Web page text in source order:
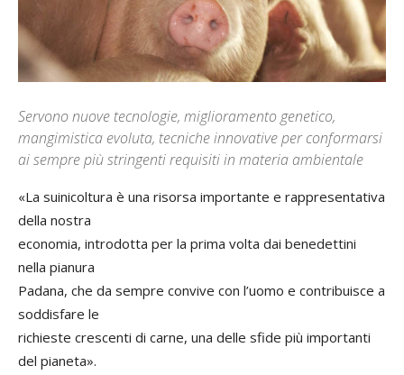
Servono nuove tecnologie, miglioramento genetico,
mangimistica evoluta, tecniche innovative per conformarsi
ai sempre più stringenti requisiti in materia ambientale
«La suinicoltura è una risorsa importante e rappresentativa
della nostra
economia, introdotta per la prima volta dai benedettini
nella pianura
Padana, che da sempre convive con l’uomo e contribuisce a
soddisfare le
richieste crescenti di carne, una delle sfide più importanti
del pianeta».